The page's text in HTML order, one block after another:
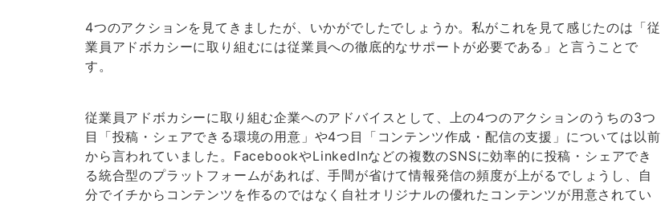
4つのアクションを見てきましたが、いかがでしたでしょうか。私がこれを見て感じたのは「従
業員アドボカシーに取り組むには従業員への徹底的なサポートが必要である」と言うことで
す。
従業員アドボカシーに取り組む企業へのアドバイスとして、上の4つのアクションのうちの3つ
目「投稿・シェアできる環境の用意」や4つ目「コンテンツ作成・配信の支援」については以前
から言われていました。FacebookやLinkedInなどの複数のSNSに効率的に投稿・シェアでき
る統合型のプラットフォームがあれば、手間が省けて情報発信の頻度が上がるでしょうし、自
分でイチからコンテンツを作るのではなく自社オリジナルの優れたコンテンツが用意されてい